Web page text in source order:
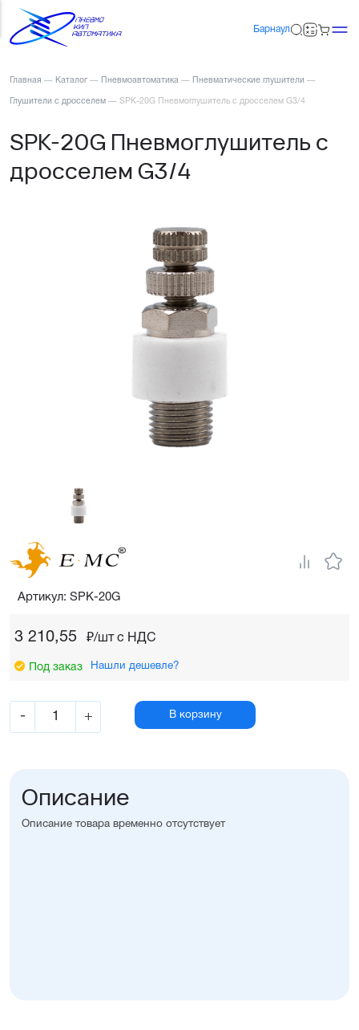
Барнаул
Главная — Каталог — Пневмоавтоматика — Пневматические глушители —
Глушители с дросселем — SPK-20G Пневмоглушитель с дросселем G3/4
SPK-20G Пневмоглушитель с
дросселем G3/4
3 210,55 ₽/шт c НДС
Под заказ Нашли дешевле?
- + В корзину
Артикул: SPK-20G
Описание
Описание товара временно отсутствует